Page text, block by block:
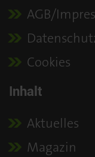
AGB/
Cookies
Inhalt
Aktuelles
Magazin